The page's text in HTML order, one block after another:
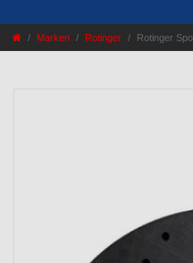
Marken Rotinger Rotinger